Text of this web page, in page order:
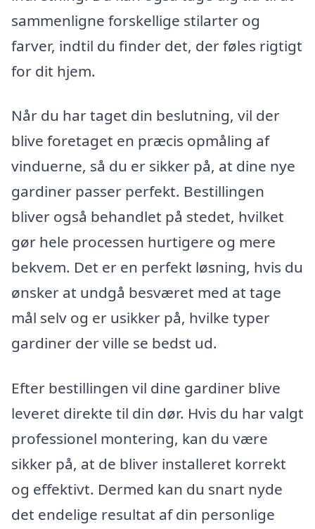
sammenligne forskellige stilarter og
farver, indtil du finder det, der føles rigtigt
for dit hjem.
Når du har taget din beslutning, vil der
blive foretaget en præcis opmåling af
vinduerne, så du er sikker på, at dine nye
gardiner passer perfekt. Bestillingen
bliver også behandlet på stedet, hvilket
gør hele processen hurtigere og mere
bekvem. Det er en perfekt løsning, hvis du
ønsker at undgå besværet med at tage
mål selv og er usikker på, hvilke typer
gardiner der ville se bedst ud.
Efter bestillingen vil dine gardiner blive
leveret direkte til din dør. Hvis du har valgt
professionel montering, kan du være
sikker på, at de bliver installeret korrekt
og effektivt. Dermed kan du snart nyde
det endelige resultat af din personlige